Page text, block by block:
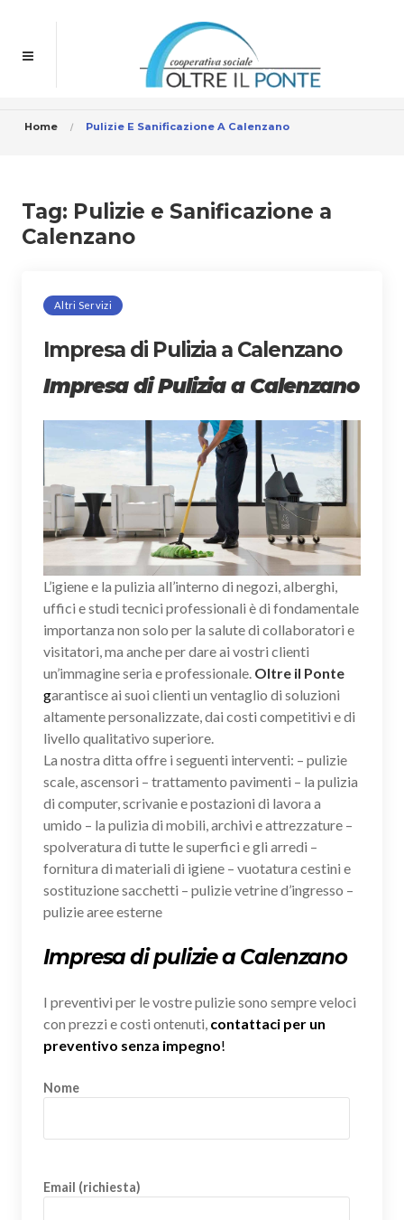
Home Pulizie E Sanificazione A Calenzano
Tag: Pulizie e Sanificazione a
Calenzano
Altri Servizi
Impresa di Pulizia a Calenzano
Impresa di Pulizia a Calenzano
L’igiene e la pulizia all’interno di negozi, alberghi,
uffici e studi tecnici professionali è di fondamentale
importanza non solo per la salute di collaboratori e
visitatori, ma anche per dare ai vostri clienti
un’immagine seria e professionale. Oltre il Ponte
garantisce ai suoi clienti un ventaglio di soluzioni
altamente personalizzate, dai costi competitivi e di
livello qualitativo superiore.
La nostra ditta offre i seguenti interventi: – pulizie
scale, ascensori – trattamento pavimenti – la pulizia
di computer, scrivanie e postazioni di lavora a
umido – la pulizia di mobili, archivi e attrezzature –
spolveratura di tutte le superfici e gli arredi –
fornitura di materiali di igiene – vuotatura cestini e
sostituzione sacchetti – pulizie vetrine d’ingresso –
pulizie aree esterne
Impresa di pulizie a Calenzano
I preventivi per le vostre pulizie sono sempre veloci
con prezzi e costi ontenuti, contattaci per un
preventivo senza impegno!
Nome
Email (richiesta)